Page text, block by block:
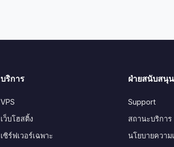
บริการ
VPS
เว็บโฮสติ้ง
เซิร์ฟเวอร์เฉพาะ
ฝ่ายสนับสนุ
Support
สถานะบริการ
นโยบายความ